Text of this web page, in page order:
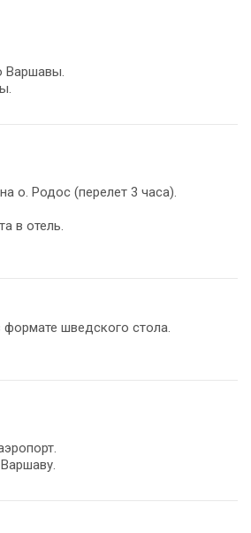
Варшавы.
о. Родос (перелет 3 часа).
в отель.
шведского стола.